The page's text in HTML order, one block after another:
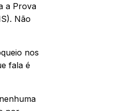
a Prova
Não
nos
fala é